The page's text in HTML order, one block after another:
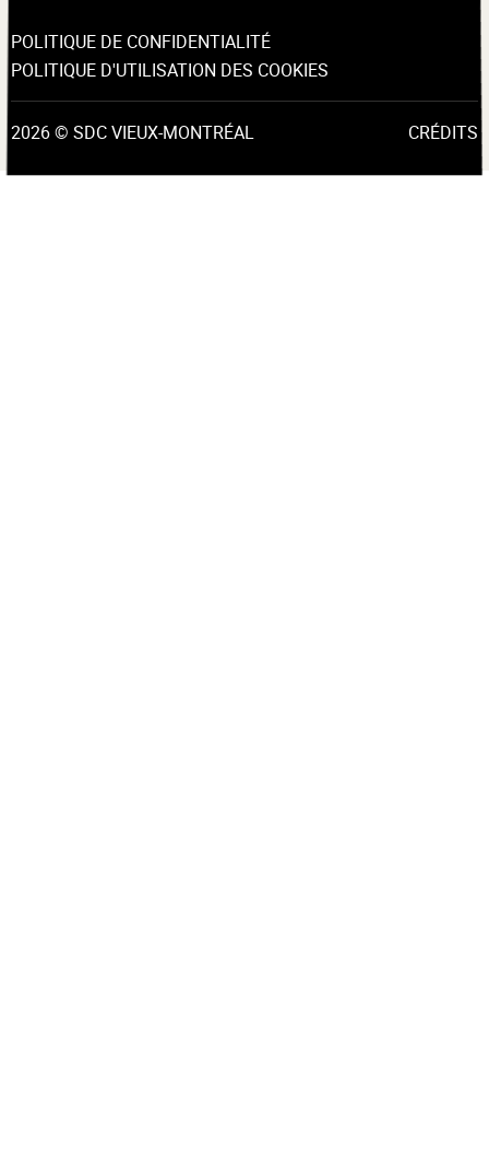
POLITIQUE DE CONFIDENTIALITÉ
POLITIQUE D'UTILISATION DES COOKIES
2026 © SDC VIEUX-MONTRÉAL CRÉDITS